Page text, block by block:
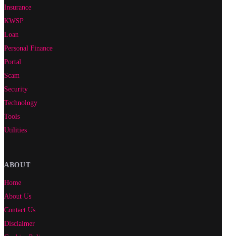
Insurance
KWSP
Loan
Personal Finance
Portal
Scam
Security
Technology
Tools
Utilities
ABOUT
Home
About Us
Contact Us
Disclaimer